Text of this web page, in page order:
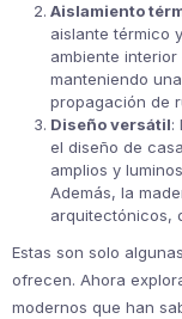
Aislamiento
aislante térmico
ambiente
manteniendo
propagación de
Diseño versátil:
el diseño de
amplios y
Además, la
arquitectónicos,
Estas son solo
ofrecen. Ahora
modernos que han